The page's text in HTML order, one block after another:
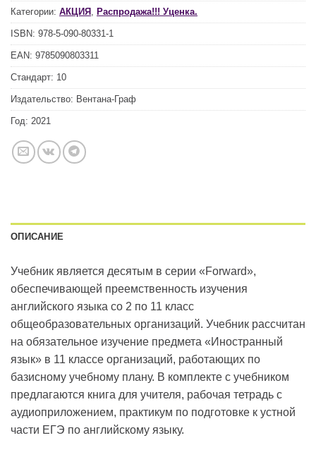
Категории: АКЦИЯ Распродажа!!! Уценка.
ISBN: 978-5-090-80331-1
EAN: 9785090803311
Стандарт: 10
Издательство: Вентана-Граф
Год: 2021
ОПИСАНИЕ
Учебник является десятым в серии «Forward»,
обеспечивающей преемственность изучения
английского языка со 2 по 11 класс
общеобразовательных организаций. Учебник рассчитан
на обязательное изучение предмета «Иностранный
язык» в 11 классе организаций, работающих по
базисному учебному плану. В комплекте с учебником
предлагаются книга для учителя, рабочая тетрадь с
аудиоприложением, практикум по подготовке к устной
части ЕГЭ по английскому языку.